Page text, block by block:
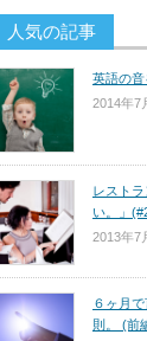
人気の記事
英語の音
2014年7
レスト
い。」
2013年7
６ヶ月
則。 (前